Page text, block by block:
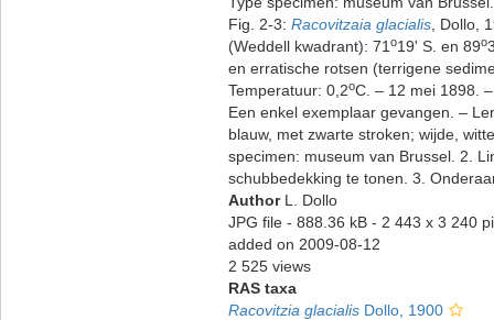
Fig. 2-3: Racovitzaia glacialis , Dollo,
(Weddell kwadrant): 71 o19' S. en 89o
en erratische rotsen (terrigene
Temperatuur: 0,2oC. – 12 mei 1898.
Een enkel exemplaar gevangen. –
blauw, met zwarte stroken; wijde,
specimen: museum van Brussel. 2.
schubbedekking te tonen. 3.
Author L. Dollo
JPG file - 888.36 kB - 2 443 x 3 240
added on 2009-08-12
2 525 views
RAS taxa
Racovitzia glacialis Dollo, 1900